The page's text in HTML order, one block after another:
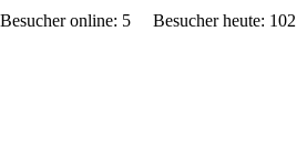
Besucher online: 5 Besucher heute: